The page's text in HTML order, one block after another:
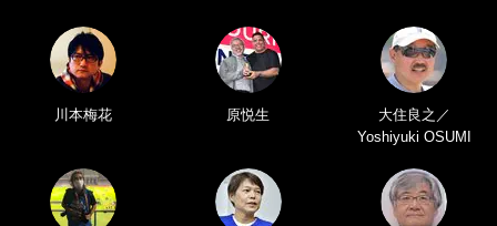
川本梅花 原悦生
大住良之／
Yoshiyuki OSUMI